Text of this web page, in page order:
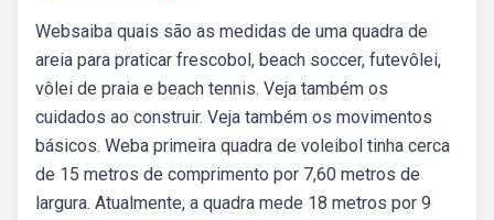
Websaiba quais são as medidas de uma quadra de
areia para praticar frescobol, beach soccer, futevôlei,
vôlei de praia e beach tennis. Veja também os
cuidados ao construir. Veja também os movimentos
básicos. Weba primeira quadra de voleibol tinha cerca
de 15 metros de comprimento por 7,60 metros de
largura. Atualmente, a quadra mede 18 metros por 9